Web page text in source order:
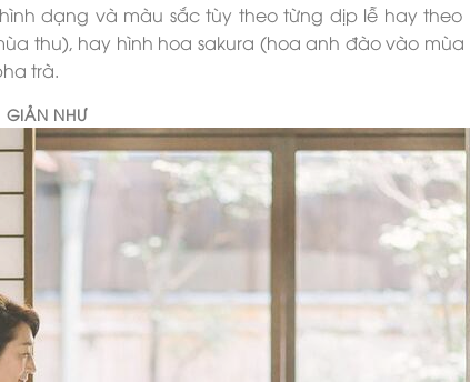
dạng và màu sắc tùy theo từng dịp lễ hay
thu), hay hình hoa sakura (hoa anh đào vào mùa
trà.
GIẢN NHƯ